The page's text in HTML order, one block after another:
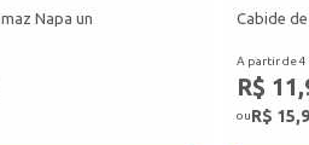
Napa un Cabide
A partir de 4
R$
ouR$